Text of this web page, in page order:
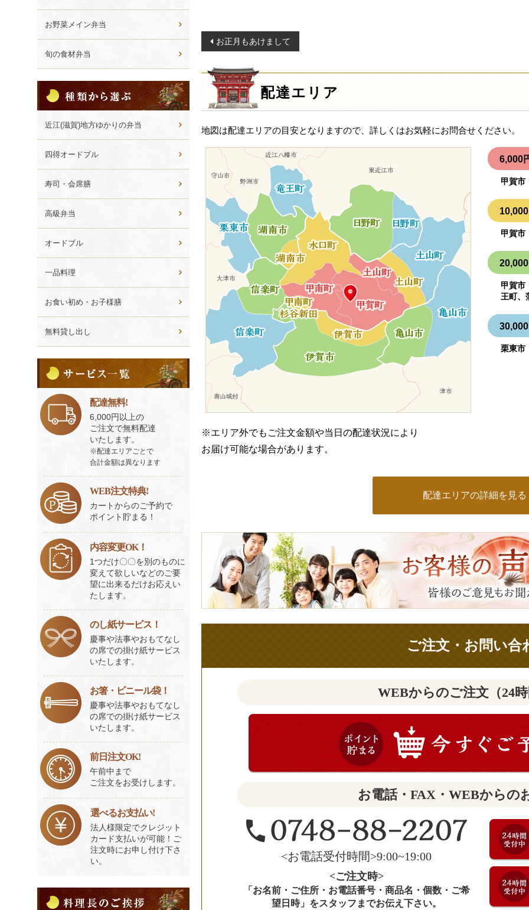
投
稿
ナ
ビ
ゲ
シ
ン
お正月もあけまして
配達エリア
地図は配達エリアの目安となりますので、詳しくはお気軽にお問合せください。
※エリア外でもご注文金額や当日の配達状況により
お届け可能な場合があります。
6,000
甲賀市
甲賀市
甲賀市
王町、
栗東市
配達エリアの詳細を見る
ご
意
見
も
か
ご注文・お問い合
WEBからのご注文（24
お電話・FAX・WEBからの
<お電話受付時間>9:00~19:00
<ご注文時>
「お名前・ご住所・お電話番号・商品名・個数・ご希
望日時」をスタッフまでお伝え下さい。
お野菜メイン弁当
旬の食材弁当
類
か
ら
選
ぶ
近江(滋賀)地方ゆかりの弁当
四得オードブル
寿司・会席膳
高級弁当
オードブル
一品料理
お食い初め・お子様膳
無料貸し出し
ー
ビ
ス
一
覧
配達無料!
6,000円以上の
ご注文で無料配達
いたします。
※配達エリアごとで
合計金額は異なります
WEB注文特典!
カートからのご予約で
ポイント貯まる！
内容変更OK！
1つだけ〇〇を別のものに
変えて欲しいなどのご要
望に出来るだけお応えい
たします。
のし紙サービス！
慶事や法事やおもてなし
の席での掛け紙サービス
いたします。
お箸・ビニール袋！
慶事や法事やおもてなし
の席での掛け紙サービス
いたします。
前日注文OK!
午前中まで
ご注文をお受けします。
選べるお支払い!
法人様限定でクレジット
カード支払いが可能！ご
注文時にお申し付け下さ
い。
理